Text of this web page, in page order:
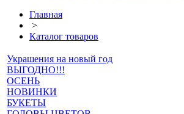
Главная
>
Каталог товаров
Украшения на новый год
ВЫГОДНО!!!
ОСЕНЬ
НОВИНКИ
БУКЕТЫ